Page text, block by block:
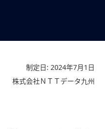
制定日: 2024年7月1日
株式会社ＮＴＴデータ九州